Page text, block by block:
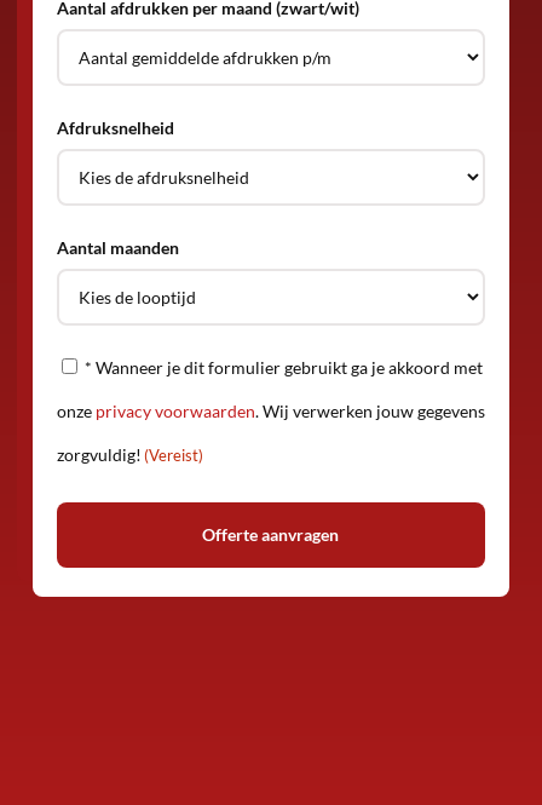
Aantal afdrukken per maand (zwart/wit)
Afdruksnelheid
Aantal maanden
Privacy
(Vereist)
* Wanneer je dit formulier gebruikt ga je akkoord met
onze privacy voorwaarden. Wij verwerken jouw gegevens
zorgvuldig! (Vereist)